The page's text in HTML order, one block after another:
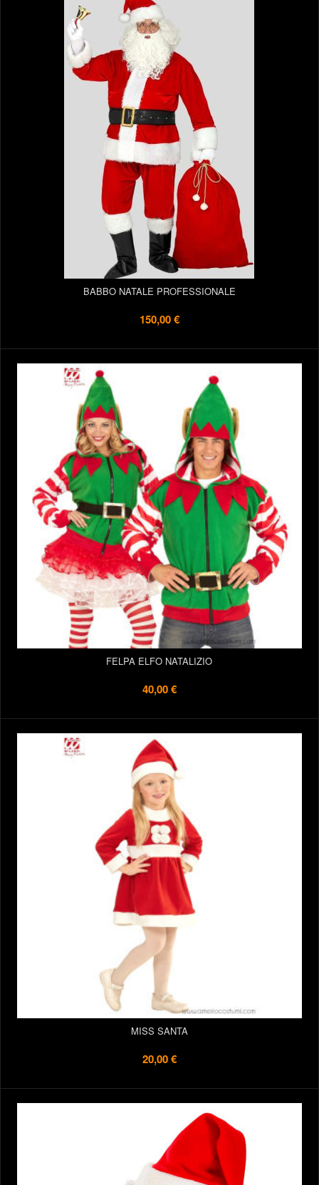
BABBO NATALE PROFESSIONALE
150,00 €
FELPA ELFO NATALIZIO
40,00 €
MISS SANTA
20,00 €